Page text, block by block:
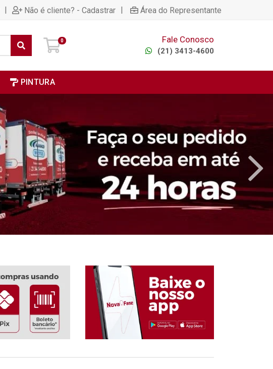
| Não é cliente? - Cadastrar | Área do Representante
0 Fale Conosco
(21) 3413-4600
PINTURA